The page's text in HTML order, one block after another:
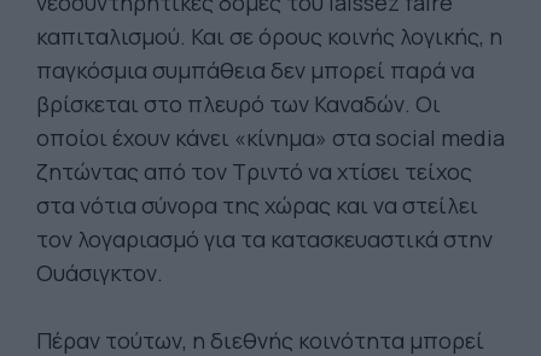
καπιταλισμού. Και σε όρους κοινής λογικής, η
παγκόσμια συμπάθεια δεν μπορεί παρά να
βρίσκεται στο πλευρό των Καναδών. Οι
οποίοι έχουν κάνει «κίνημα» στα social media
ζητώντας από τον Τριντό να χτίσει τείχος
στα νότια σύνορα της χώρας και να στείλει
τον λογαριασμό για τα κατασκευαστικά στην
Ουάσιγκτον.
Πέραν τούτων, η διεθνής κοινότητα μπορεί